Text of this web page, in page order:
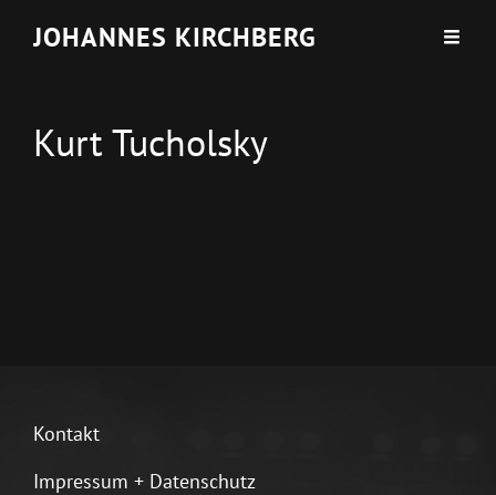
JOHANNES KIRCHBERG
Kurt Tucholsky
Kontakt
Impressum + Datenschutz